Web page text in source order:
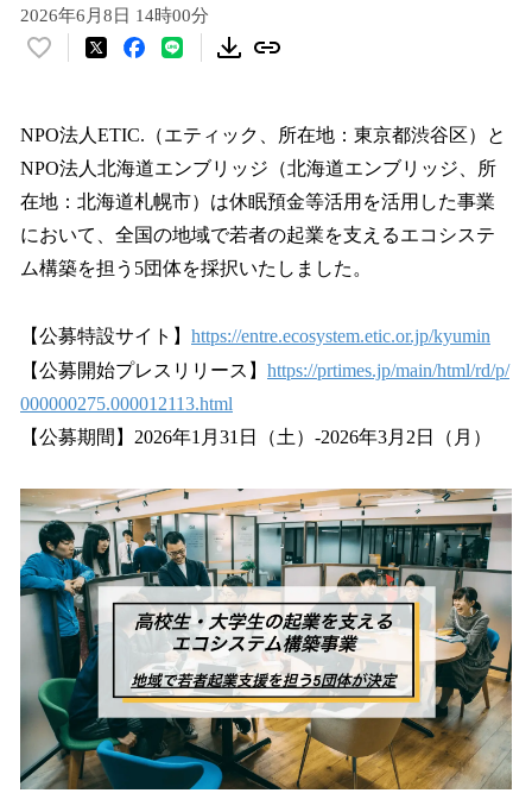
2026年6月8日 14時00分
い
！
数
読
み
込
み
で
す
NPO法人ETIC.（エティック、所在地：東京都渋谷区）と
NPO法人北海道エンブリッジ（北海道エンブリッジ、所
在地：北海道札幌市）は休眠預金等活用を活用した事業
において、全国の地域で若者の起業を支えるエコシステ
ム構築を担う5団体を採択いたしました。
【公募特設サイト】 https://entre.ecosystem.etic.or.jp/kyumin
【公募開始プレスリリース】 https://prtimes.jp/main/html/rd/p/
000000275.000012113.html
【公募期間】2026年1月31日（土）-2026年3月2日（月）